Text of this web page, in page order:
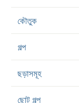
কৌতুক
গল্প
ছড়াসমূহ
ছোট গল্প